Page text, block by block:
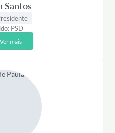
Santos
PSD
Ver mais